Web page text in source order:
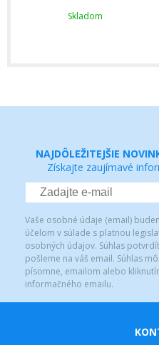
Skladom
NAJDÔLEŽITEJŠIE
Získajte zaujímavé
Vaše osobné údaje (email)
účelom v súlade s platnou
osobných údajov. Súhlas
pošleme na váš email. Súhlas
písomne, emailom alebo
informačného emailu.